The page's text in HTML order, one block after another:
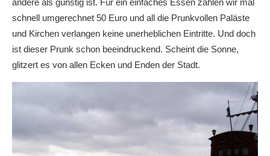
andere als günstig ist. Für ein einfaches Essen zahlen wir mal
schnell umgerechnet 50 Euro und all die Prunkvollen Paläste
und Kirchen verlangen keine unerheblichen Eintritte. Und doch
ist dieser Prunk schon beeindruckend. Scheint die Sonne,
glitzert es von allen Ecken und Enden der Stadt.